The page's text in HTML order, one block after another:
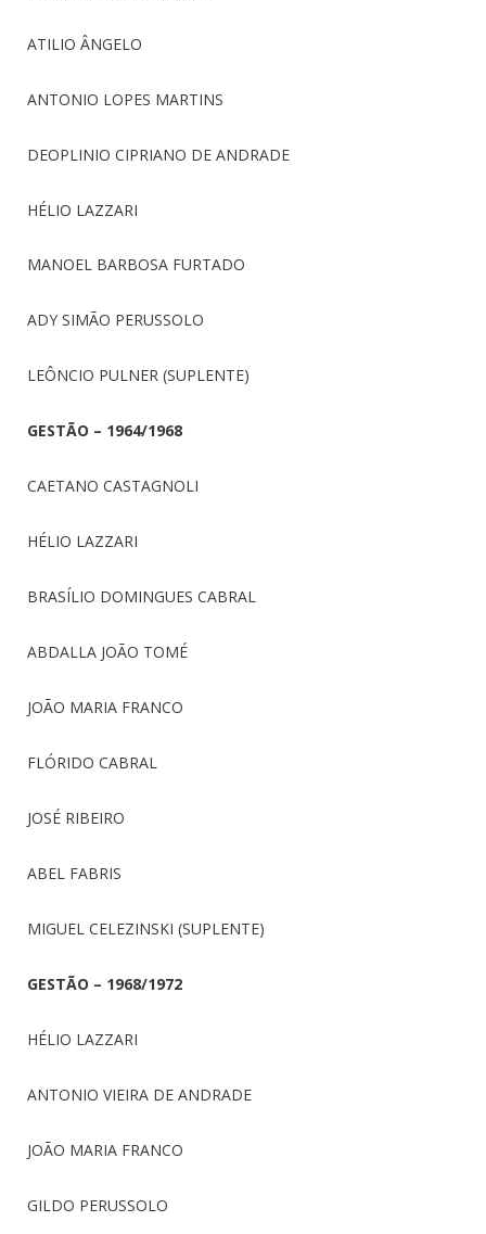
ATILIO ÂNGELO
ANTONIO LOPES MARTINS
DEOPLINIO CIPRIANO DE ANDRADE
HÉLIO LAZZARI
MANOEL BARBOSA FURTADO
ADY SIMÃO PERUSSOLO
LEÔNCIO PULNER (SUPLENTE)
GESTÃO – 1964/1968
CAETANO CASTAGNOLI
HÉLIO LAZZARI
BRASÍLIO DOMINGUES CABRAL
ABDALLA JOÃO TOMÉ
JOÃO MARIA FRANCO
FLÓRIDO CABRAL
JOSÉ RIBEIRO
ABEL FABRIS
MIGUEL CELEZINSKI (SUPLENTE)
GESTÃO – 1968/1972
HÉLIO LAZZARI
ANTONIO VIEIRA DE ANDRADE
JOÃO MARIA FRANCO
GILDO PERUSSOLO